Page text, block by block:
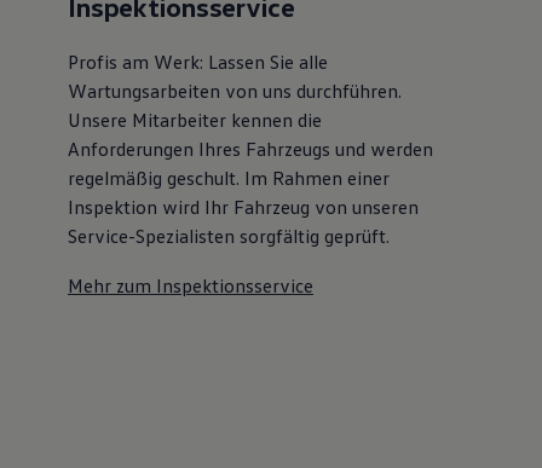
Inspektionsservice
Profis am Werk: Lassen Sie alle
Wartungsarbeiten von uns durchführen.
Unsere Mitarbeiter kennen die
Anforderungen Ihres Fahrzeugs und werden
regelmäßig geschult. Im Rahmen einer
Inspektion wird Ihr Fahrzeug von unseren
Service-Spezialisten sorgfältig geprüft.
Mehr zum Inspektionsservice